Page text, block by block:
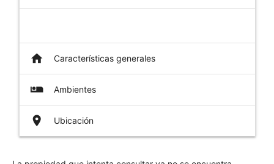
home Características generales
airline_seat_individual_suite Ambientes
place Ubicación